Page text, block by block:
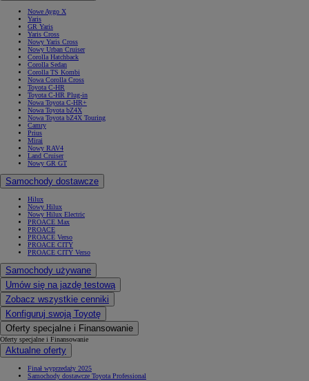
Nowe Aygo X
Yaris
GR Yaris
Yaris Cross
Nowy Yaris Cross
Nowy Urban Cruiser
Corolla Hatchback
Corolla Sedan
Corolla TS Kombi
Nowa Corolla Cross
Toyota C-HR
Toyota C-HR Plug-in
Nowa Toyota C-HR+
Nowa Toyota bZ4X
Nowa Toyota bZ4X Touring
Camry
Prius
Mirai
Nowy RAV4
Land Cruiser
Nowy GR GT
Samochody dostawcze
Hilux
Nowy Hilux
Nowy Hilux Electric
PROACE Max
PROACE
PROACE Verso
PROACE CITY
PROACE CITY Verso
Samochody używane
Umów się na jazdę testową
Zobacz wszystkie cenniki
Konfiguruj swoją Toyotę
Oferty specjalne i Finansowanie
Oferty specjalne i Finansowanie
Aktualne oferty
Finał wyprzedaży 2025
Samochody dostawcze Toyota Professional